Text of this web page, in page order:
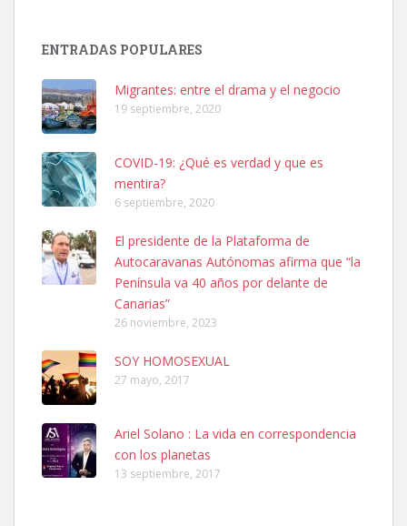
Leales.org » Gran Canaria
SHIBA PERDIDO AVDA JOSE MESA Y LOPEZ
PERRO MACHO RAZA SHIBA CON MICROCHIP PERDIDO HOY
06/07/2025 ZONA MESA Y LOPEZ. ES MUY ASUSTADIZO
Leales.org » Gran Canaria
6.7.2025
Ninfa perdida
El día 5 se los perdió una ninfa papillera, asustada tiene miedo a la
calle, se perdió por la zon...
ENTRADAS POPULARES
Migrantes: entre el drama y el negocio
19 septiembre, 2020
COVID-19: ¿Qué es verdad y que es
mentira?
6 septiembre, 2020
El presidente de la Plataforma de
Autocaravanas Autónomas afirma que “la
Península va 40 años por delante de
Canarias”
26 noviembre, 2023
SOY HOMOSEXUAL
27 mayo, 2017
Ariel Solano : La vida en correspondencia
con los planetas
13 septiembre, 2017